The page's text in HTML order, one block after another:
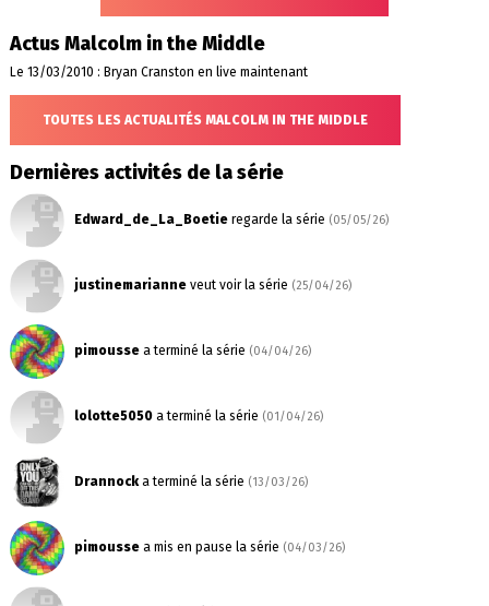
Actus Malcolm in the Middle
Le 13/03/2010 : Bryan Cranston en live maintenant
TOUTES LES ACTUALITÉS MALCOLM IN THE MIDDLE
Dernières activités de la série
Edward_de_La_Boetieregarde la série (05/05/26)
justinemarianneveut voir la série (25/04/26)
pimoussea terminé la série (04/04/26)
lolotte5050a terminé la série (01/04/26)
Drannocka terminé la série (13/03/26)
pimoussea mis en pause la série (04/03/26)